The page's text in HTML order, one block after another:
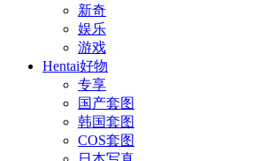
新奇
娱乐
游戏
Hentai好物
专享
国产套图
韩国套图
COS套图